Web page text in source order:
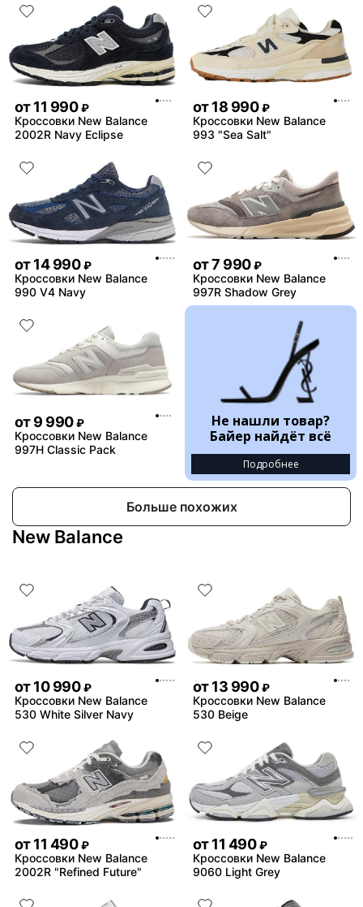
от11 990 ₽
Кроссовки New Balance
2002R Navy Eclipse
от18 990 ₽
Кроссовки New Balance
993 "Sea Salt"
от14 990 ₽
Кроссовки New Balance
990 V4 Navy
от7 990 ₽
Кроссовки New Balance
997R Shadow Grey
от9 990 ₽
Кроссовки New Balance
997H Classic Pack
Не нашли товар?
Байер найдёт всё
Подробнее
Больше похожих
New Balance
от10 990 ₽
Кроссовки New Balance
530 White Silver Navy
от13 990 ₽
Кроссовки New Balance
530 Beige
от11 490 ₽
Кроссовки New Balance
2002R "Refined Future"
от11 490 ₽
Кроссовки New Balance
9060 Light Grey